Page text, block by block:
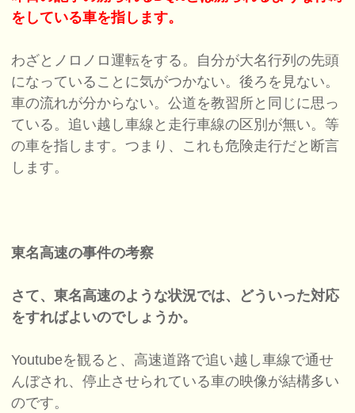
をしている車を指します。
わざとノロノロ運転をする。自分が大名行列の先頭
になっていることに気がつかない。後ろを見ない。
車の流れが分からない。公道を教習所と同じに思っ
ている。追い越し車線と走行車線の区別が無い。等
の車を指します。つまり、これも危険走行だと断言
します。
東名高速の事件の考察
さて、東名高速のような状況では、どういった対応
をすればよいのでしょうか。
Youtubeを観ると、高速道路で追い越し車線で通せ
んぼされ、停止させられている車の映像が結構多い
のです。